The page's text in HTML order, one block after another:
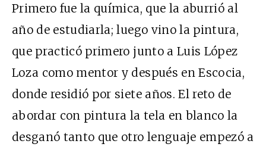
Primero fue la química, que la aburrió al
año de estudiarla; luego vino la pintura,
que practicó primero junto a Luis López
Loza como mentor y después en Escocia,
donde residió por siete años. El reto de
abordar con pintura la tela en blanco la
desganó tanto que otro lenguaje empezó a